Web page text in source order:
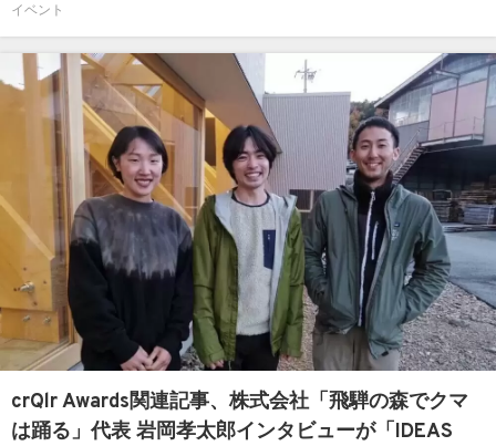
イベント
crQlr Awards関連記事、株式会社「飛騨の森でクマ
は踊る」代表 岩岡孝太郎インタビューが「IDEAS